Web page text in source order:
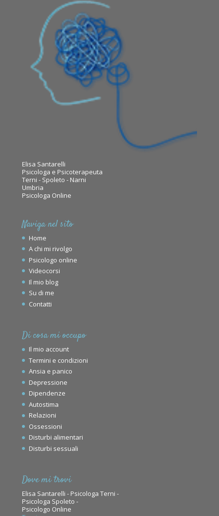
Elisa Santarelli
Psicologa e Psicoterapeuta
Terni - Spoleto - Narni
Umbria
Psicologa Online
Naviga nel sito
Home
A chi mi rivolgo
Psicologo online
Videocorsi
Il mio blog
Su di me
Contatti
Di cosa mi occupo
Il mio account
Termini e condizioni
Ansia e panico
Depressione
Dipendenze
Autostima
Relazioni
Ossessioni
Disturbi alimentari
Disturbi sessuali
Dove mi trovi
Elisa Santarelli - Psicologa Terni -
Psicologa Spoleto -
Psicologo Online